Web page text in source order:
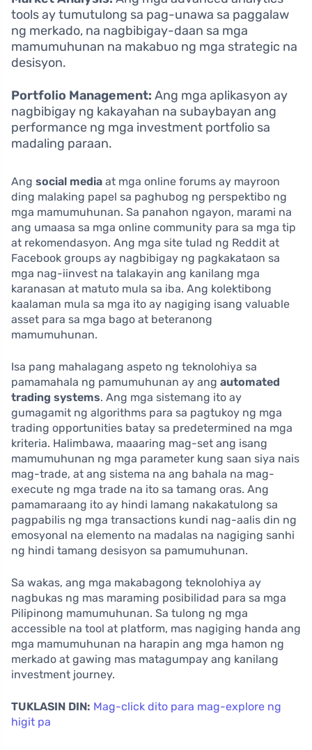
tools ay tumutulong sa pag-unawa sa paggalaw
ng merkado, na nagbibigay-daan sa mga
mamumuhunan na makabuo ng mga strategic na
desisyon.
Portfolio Management: Ang mga aplikasyon ay
nagbibigay ng kakayahan na subaybayan ang
performance ng mga investment portfolio sa
madaling paraan.
Ang social media at mga online forums ay mayroon
ding malaking papel sa paghubog ng perspektibo ng
mga mamumuhunan. Sa panahon ngayon, marami na
ang umaasa sa mga online community para sa mga tip
at rekomendasyon. Ang mga site tulad ng Reddit at
Facebook groups ay nagbibigay ng pagkakataon sa
mga nag-iinvest na talakayin ang kanilang mga
karanasan at matuto mula sa iba. Ang kolektibong
kaalaman mula sa mga ito ay nagiging isang valuable
asset para sa mga bago at beteranong
mamumuhunan.
Isa pang mahalagang aspeto ng teknolohiya sa
pamamahala ng pamumuhunan ay ang automated
trading systems. Ang mga sistemang ito ay
gumagamit ng algorithms para sa pagtukoy ng mga
trading opportunities batay sa predetermined na mga
kriteria. Halimbawa, maaaring mag-set ang isang
mamumuhunan ng mga parameter kung saan siya nais
mag-trade, at ang sistema na ang bahala na mag-
execute ng mga trade na ito sa tamang oras. Ang
pamamaraang ito ay hindi lamang nakakatulong sa
pagpabilis ng mga transactions kundi nag-aalis din ng
emosyonal na elemento na madalas na nagiging sanhi
ng hindi tamang desisyon sa pamumuhunan.
Sa wakas, ang mga makabagong teknolohiya ay
nagbukas ng mas maraming posibilidad para sa mga
Pilipinong mamumuhunan. Sa tulong ng mga
accessible na tool at platform, mas nagiging handa ang
mga mamumuhunan na harapin ang mga hamon ng
merkado at gawing mas matagumpay ang kanilang
investment journey.
TUKLASIN DIN: Mag-click dito para mag-explore ng
higit pa